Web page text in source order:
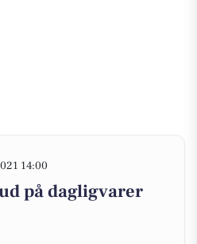
14:00
på dagligvarer